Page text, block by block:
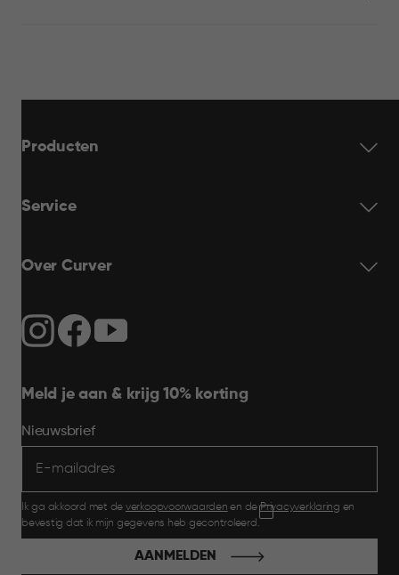
Producten
Service
Over Curver
Meld je aan & krijg 10% korting
Nieuwsbrief
Ik ga akkoord met de verkoopvoorwaarden en dePrivacyverklaring en
bevestig dat ik mijn gegevens heb gecontroleerd.
AANMELDEN